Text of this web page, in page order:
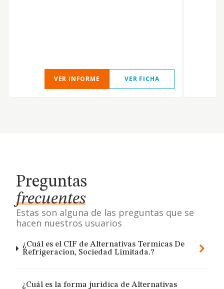
VER INFORME VER FICHA
Preguntas
frecuentes
Estas son alguna de las preguntas que se
hacen nuestros usuarios
¿Cuál es el CIF de Alternativas Termicas De
Refrigeracion, Sociedad Limitada.?
¿Cuál es la forma jurídica de Alternativas